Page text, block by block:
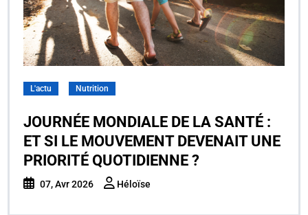
L'actu Nutrition
JOURNÉE MONDIALE DE LA SANTÉ :
ET SI LE MOUVEMENT DEVENAIT UNE
PRIORITÉ QUOTIDIENNE ?
07, Avr 2026 Héloïse